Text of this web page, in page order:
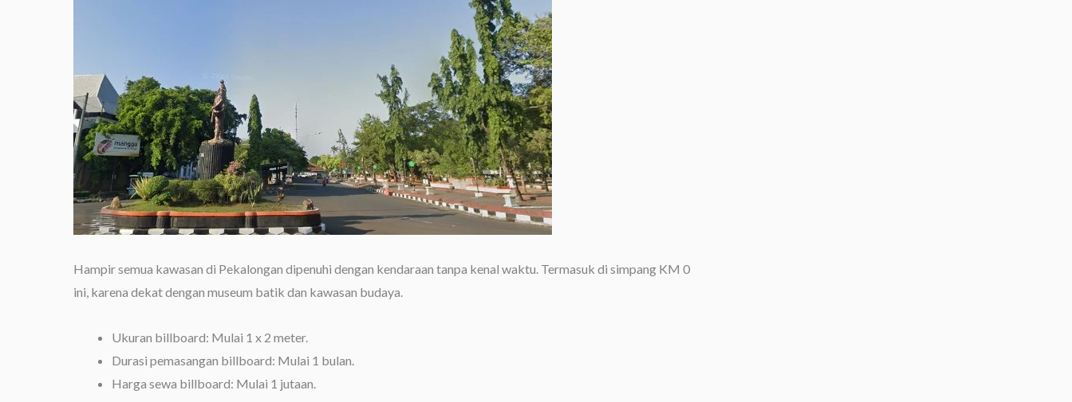
Hampir semua kawasan di Pekalongan dipenuhi dengan kendaraan tanpa kenal waktu. Termasuk di simpang KM 0
ini, karena dekat dengan museum batik dan kawasan budaya.
Ukuran billboard: Mulai 1 x 2 meter.
Durasi pemasangan billboard: Mulai 1 bulan.
Harga sewa billboard: Mulai 1 jutaan.